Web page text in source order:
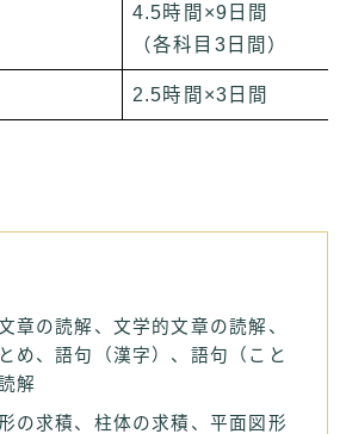
4.5時間×9日間
（各科目3日間）
2.5時間×3日間
章の読解、文学的文章の読解、
め、語句（漢字）、語句（こと
解
の求積、柱体の求積、平面図形